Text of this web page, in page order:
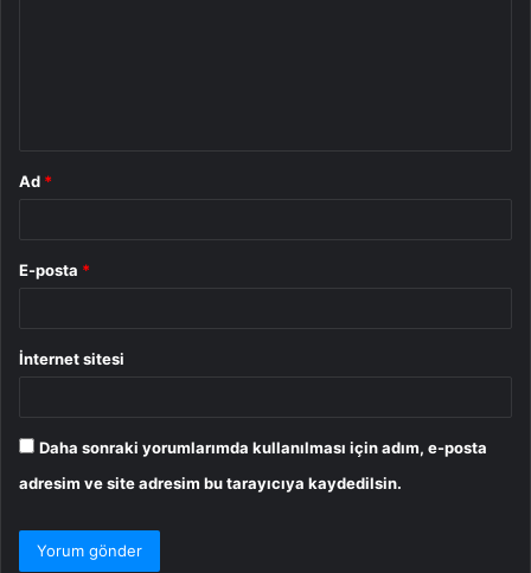
Ad *
E-posta *
İnternet sitesi
Daha sonraki yorumlarımda kullanılması için adım, e-posta
adresim ve site adresim bu tarayıcıya kaydedilsin.